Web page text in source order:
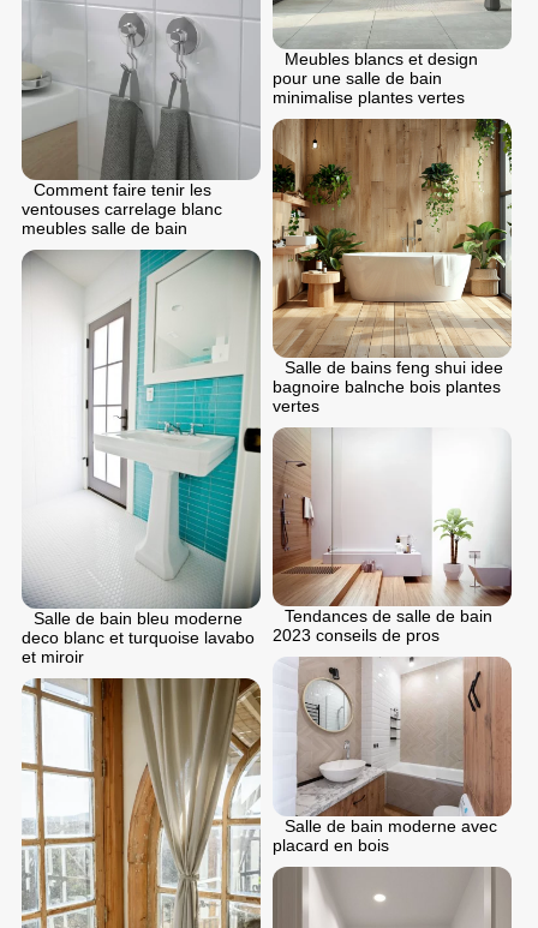
Meubles blancs et design
pour une salle de bain
minimalise plantes vertes
Comment faire tenir les
ventouses carrelage blanc
meubles salle de bain
Salle de bains feng shui idee
bagnoire balnche bois plantes
vertes
Salle de bain bleu moderne
deco blanc et turquoise lavabo
et miroir
Tendances de salle de bain
2023 conseils de pros
Salle de bain moderne avec
placard en bois